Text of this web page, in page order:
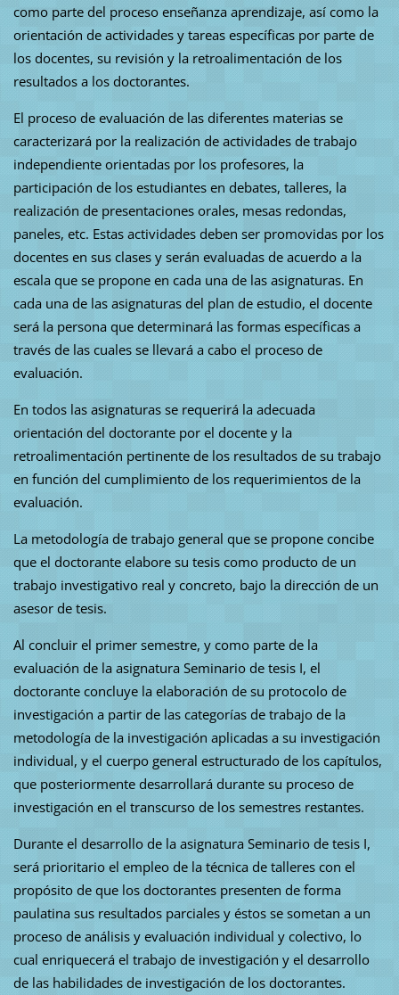
como parte del proceso enseñanza aprendizaje, así como la
orientación de actividades y tareas específicas por parte de
los docentes, su revisión y la retroalimentación de los
resultados a los doctorantes.
El proceso de evaluación de las diferentes materias se
caracterizará por la realización de actividades de trabajo
independiente orientadas por los profesores, la
participación de los estudiantes en debates, talleres, la
realización de presentaciones orales, mesas redondas,
paneles, etc. Estas actividades deben ser promovidas por los
docentes en sus clases y serán evaluadas de acuerdo a la
escala que se propone en cada una de las asignaturas. En
cada una de las asignaturas del plan de estudio, el docente
será la persona que determinará las formas específicas a
través de las cuales se llevará a cabo el proceso de
evaluación.
En todos las asignaturas se requerirá la adecuada
orientación del doctorante por el docente y la
retroalimentación pertinente de los resultados de su trabajo
en función del cumplimiento de los requerimientos de la
evaluación.
La metodología de trabajo general que se propone concibe
que el doctorante elabore su tesis como producto de un
trabajo investigativo real y concreto, bajo la dirección de un
asesor de tesis.
Al concluir el primer semestre, y como parte de la
evaluación de la asignatura Seminario de tesis I, el
doctorante concluye la elaboración de su protocolo de
investigación a partir de las categorías de trabajo de la
metodología de la investigación aplicadas a su investigación
individual, y el cuerpo general estructurado de los capítulos,
que posteriormente desarrollará durante su proceso de
investigación en el transcurso de los semestres restantes.
Durante el desarrollo de la asignatura Seminario de tesis I,
será prioritario el empleo de la técnica de talleres con el
propósito de que los doctorantes presenten de forma
paulatina sus resultados parciales y éstos se sometan a un
proceso de análisis y evaluación individual y colectivo, lo
cual enriquecerá el trabajo de investigación y el desarrollo
de las habilidades de investigación de los doctorantes.